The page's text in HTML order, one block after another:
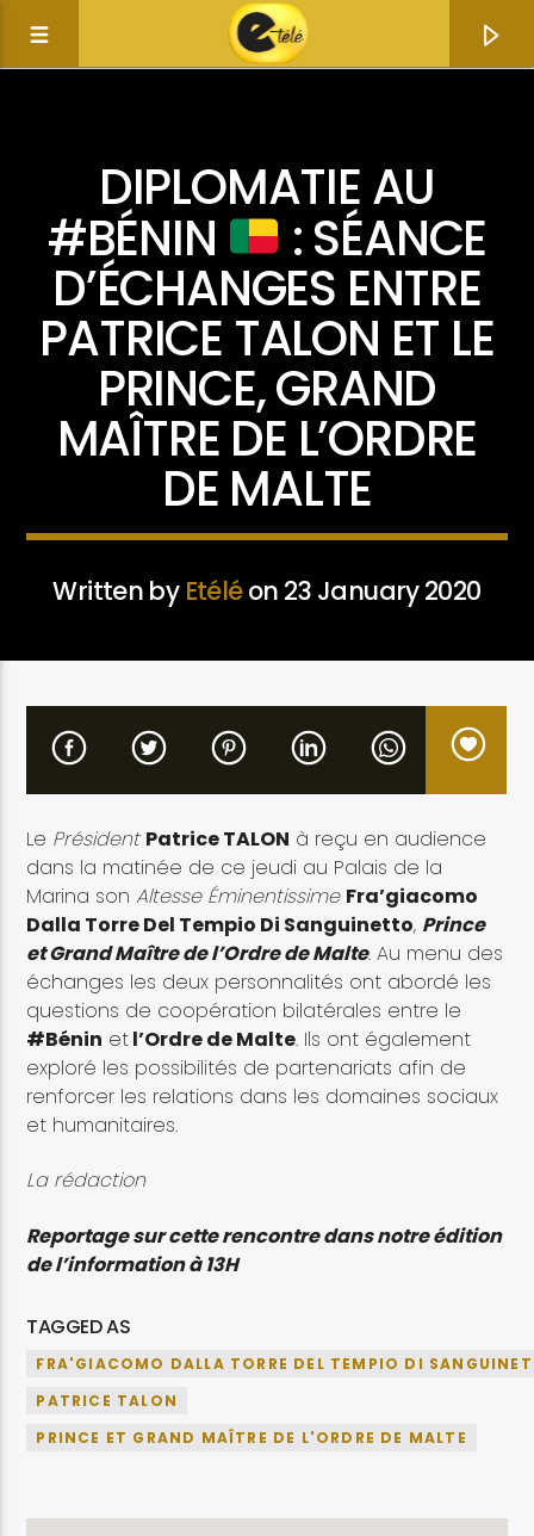
Current track
Etele en direct
DIPLOMATIE AU
#BÉNIN : SÉANCE
D’ÉCHANGES ENTRE
PATRICE TALON ET LE
PRINCE, GRAND
MAÎTRE DE L’ORDRE
DE MALTE
Written by Etéléon 23 January 2020
Le Président Patrice TALON à reçu en audience
dans la matinée de ce jeudi au Palais de la
Marina sonAltesse Éminentissime Fra’giacomo
Dalla Torre Del Tempio Di Sanguinetto, Prince
et Grand Maître de l’Ordre de Malte. Au menu des
échanges les deux personnalités ont abordé les
questions de coopération bilatérales entre le
#Bénin etl’Ordre de Malte. Ils ont également
exploré les possibilités de partenariats afin de
renforcer les relations dans les domaines sociaux
et humanitaires.
La rédaction
Reportage sur cette rencontre dans notre édition
de l’information à 13H
TAGGED AS
FRA'GIACOMO DALLA TORRE DEL TEMPIO DI
PATRICE TALON
PRINCE ET GRAND MAÎTRE DE L'ORDRE DE MALTE